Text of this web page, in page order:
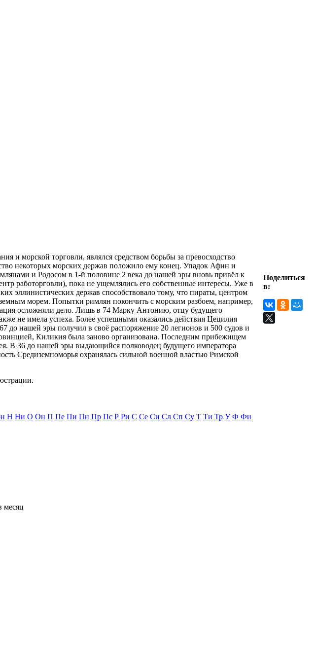
и морской торговли, являлся средством борьбы за превосходство
некоторых морских держав положило ему конец. Упадок Афин и
и Родосом в 1-й половине 2 века до нашей эры вновь привёл к
работорговли), пока не ущемлялись его собственные интересы. Уже в
эллинистических держав способствовало тому, что пираты, центром
морем. Попытки римлян покончить с морским разбоем, например,
осложняли дело. Лишь в 74 Марку Антонию, отцу будущего
не имела успеха. Более успешными оказались действия Цецилия
нашей эры получил в своё распоряжение 20 легионов и 500 судов и
Киликия была заново организована. Последним прибежищем
В 36 до нашей эры выдающийся полководец будущего императора
Средиземноморья охранялась сильной военной властью Римской
Н Ни О Он П Пе Пи Пн Пр Пс Р Ри С Се Си Сл Сп Су Т Ти Тр У Ф Фи
Поделиться
в:
месяц